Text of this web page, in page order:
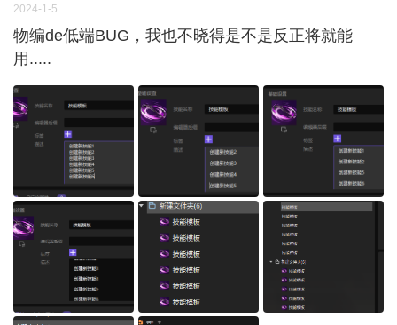
2024-1-5
物编de低端BUG，我也不晓得是不是反正将就能
用.....